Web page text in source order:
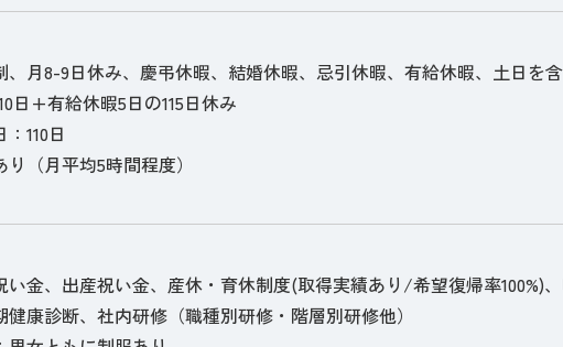
、月8-9日休み、慶弔休暇、結婚休暇、忌引休暇、有給休暇、土日を
日+有給休暇5日の115日休み
110日
（月平均5時間程度）
い金、出産祝い金、産休・育休制度(取得実績あり/希望復帰率100%)
健康診断、社内研修（職種別研修・階層別研修他）